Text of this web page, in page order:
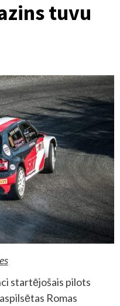
tuvu
startējošais pilots
Romas